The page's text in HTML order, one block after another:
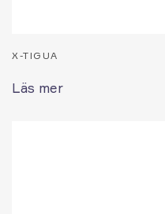
X-TIGUA
Läs mer